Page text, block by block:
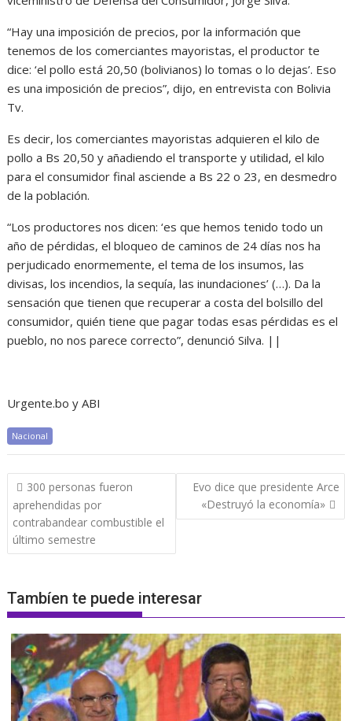
“Hay una imposición de precios, por la información que
tenemos de los comerciantes mayoristas, el productor te
dice: ‘el pollo está 20,50 (bolivianos) lo tomas o lo dejas’. Eso
es una imposición de precios”, dijo, en entrevista con Bolivia
Tv.
Es decir, los comerciantes mayoristas adquieren el kilo de
pollo a Bs 20,50 y añadiendo el transporte y utilidad, el kilo
para el consumidor final asciende a Bs 22 o 23, en desmedro
de la población.
“Los productores nos dicen: ‘es que hemos tenido todo un
año de pérdidas, el bloqueo de caminos de 24 días nos ha
perjudicado enormemente, el tema de los insumos, las
divisas, los incendios, la sequía, las inundaciones’ (…). Da la
sensación que tienen que recuperar a costa del bolsillo del
consumidor, quién tiene que pagar todas esas pérdidas es el
pueblo, no nos parece correcto”, denunció Silva. ||
Urgente.bo y ABI
Nacional
Navegación
de
entradas
300 personas fueron
aprehendidas por
contrabandear combustible el
último semestre
Evo dice que presidente Arce
«Destruyó la economía»
Tambíen te puede interesar